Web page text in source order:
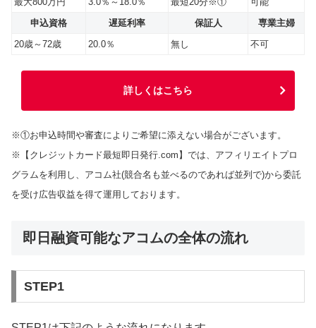
申込資格
遅延利率 保証人
専業主婦
20歳～72歳
20.0％ 無し 不可
詳しくはこちら
※①お申込時間や審査によりご希望に添えない場合がございます。
※【クレジットカード最短即日発行.com】では、アフィリエイトプロ
グラムを利用し、アコム社(競合名も並べるのであれば並列で)から委託
を受け広告収益を得て運用しております。
即日融資可能なアコムの全体の流れ
STEP1